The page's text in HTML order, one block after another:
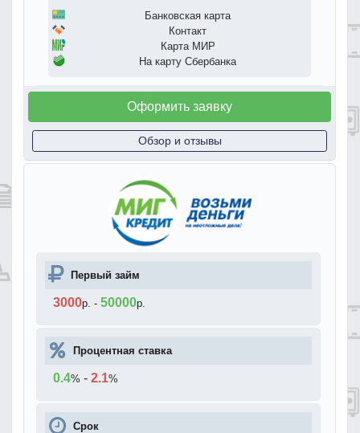
Банковская карта
Контакт
Карта МИР
На карту Сбербанка
Оформить заявку
Обзор и отзывы
Первый займ
3000р. - 50000р.
Процентная ставка
0.4% - 2.1%
Срок